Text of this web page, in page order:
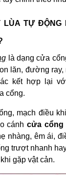
LÙA TỰ ĐỘNG
là dạng cửa
lăn, đường ray,
kết hợp lại
cổng.
mạch điều
cánh cửa cổng
nhàng, êm ái,
trượt nhanh
gặp vật cản.